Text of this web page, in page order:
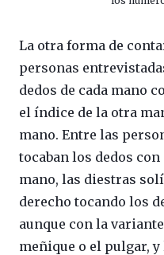
La otra forma de
personas
dedos de cada mano
el índice de la otra
mano. Entre las
tocaban los dedos
mano, las diestras
derecho tocando los
aunque con la
meñique o el pulgar,